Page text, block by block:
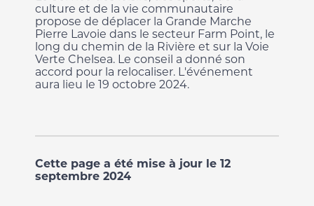
culture et de la vie communautaire
propose de déplacer la Grande Marche
Pierre Lavoie dans le secteur Farm Point, le
long du chemin de la Rivière et sur la Voie
Verte Chelsea. Le conseil a donné son
accord pour la relocaliser. L'événement
aura lieu le 19 octobre 2024.
Cette page a été mise à jour le 12
septembre 2024